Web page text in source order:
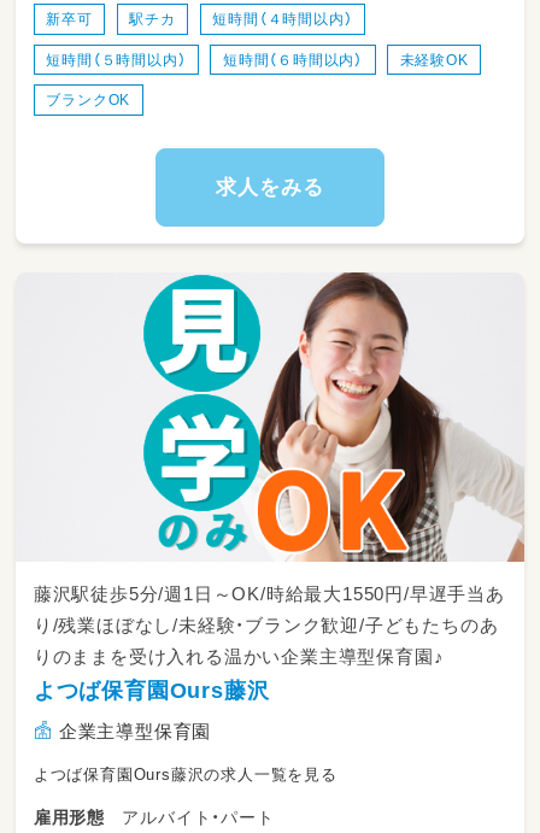
れ、お見送り
・室内での自由遊びや、園庭・戸外活動での安心・
安全な見守り
・お散歩の引率や、外の空気に触れながら一緒に
楽しく過ごすこと
・お昼寝（コットなど）の準備や、心地よく眠れる
よう優しくトントンする見守り
・トイレのサポートやオムツ替え、お着替えの際
・お部屋の簡単な清掃、おもちゃの消毒など、清
潔でクリーンな環境づくり
・正職員の先生のサポート（絵本の読み聞かせ
や、活動の準備・片付けなど）
★子どもたちの「できた！」の瞬間にたくさん立
ち会える、笑顔とやりがいあふれるお仕事です！
新卒可 駅チカ 短時間（４時間以内）
短時間（５時間以内） 短時間（６時間以内） 未経験OK
ブランクOK
求人をみる
藤沢駅徒歩5分/週1日～OK/時給最大1550円/早遅手当あ
り/残業ほぼなし/未経験・ブランク歓迎/子どもたちのあ
りのままを受け入れる温かい企業主導型保育園♪
よつば保育園Ours藤沢
企業主導型保育園
よつば保育園Ours藤沢の求人一覧を見る
雇用形態
アルバイト・パート